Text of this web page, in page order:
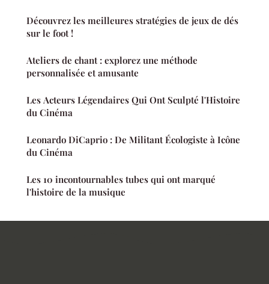
Découvrez les meilleures stratégies de jeux de dés
sur le foot !
Ateliers de chant : explorez une méthode
personnalisée et amusante
Les Acteurs Légendaires Qui Ont Sculpté l'Histoire
du Cinéma
Leonardo DiCaprio : De Militant Écologiste à Icône
du Cinéma
Les 10 incontournables tubes qui ont marqué
l'histoire de la musique